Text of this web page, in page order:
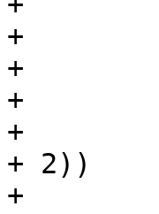
+
+
+
+
+ 2))
+